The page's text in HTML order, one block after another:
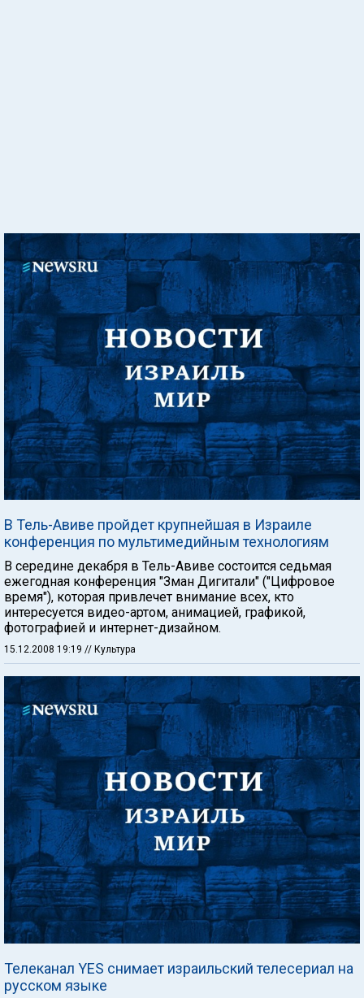
В Тель-Авиве пройдет крупнейшая в Израиле
конференция по мультимедийным технологиям
В середине декабря в Тель-Авиве состоится седьмая
ежегодная конференция "Зман Дигитали" ("Цифровое
время"), которая привлечет внимание всех, кто
интересуется видео-артом, анимацией, графикой,
фотографией и интернет-дизайном.
15.12.2008 19:19 // Культура
Телеканал YES снимает израильский телесериал на
русском языке